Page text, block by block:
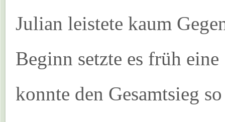
Julian leistete kaum
Beginn setzte es früh
konnte den Gesamtsieg